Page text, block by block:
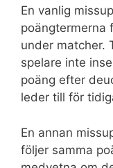
En vanlig
poängtermerna
under matcher.
spelare inte
poäng efter
leder till för
En annan
följer samma